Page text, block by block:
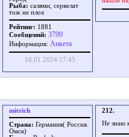
Рыба: салями, сервелат
тож не плох
Рейтинг: 1881
Сообщений: 3799
Информация: Aнкета
16.01.2024 17:45
mitrich
Страна: Германия( Россия.
Омск)
212.
Не знаю